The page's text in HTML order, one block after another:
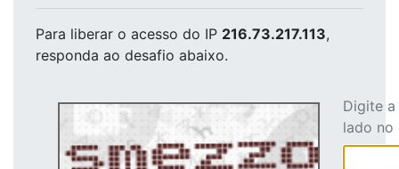
Para liberar o acesso do IP 216.73.217.113,
responda ao desafio abaixo.
Digite
lado no